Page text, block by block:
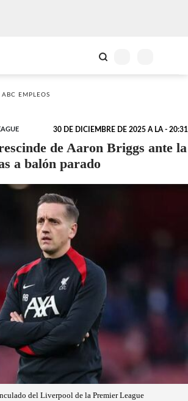
ABC EMPLEOS
30 DE DICIEMBRE DE 2025 A LA - 20:31
de Aaron Briggs ante la
a balón parado
del Liverpool de la Premier League